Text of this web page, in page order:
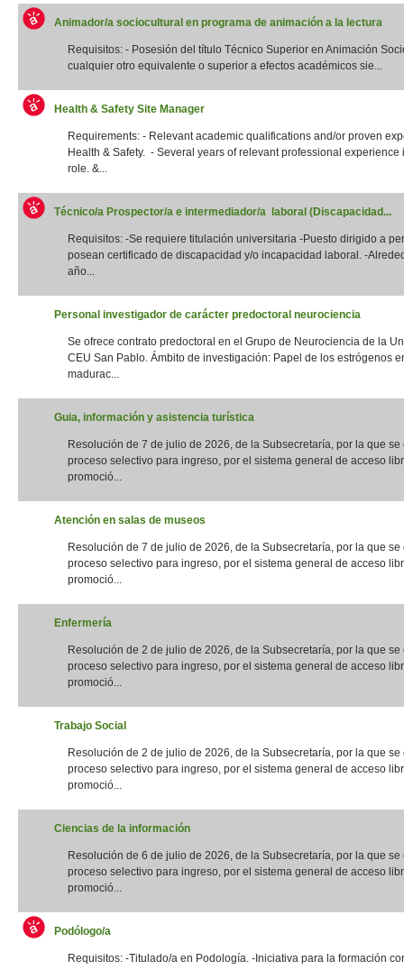
Animador/a sociocultural en programa de animación a la lectura
Requisitos: - Posesión del título Técnico Superior en Animación
cualquier otro equivalente o superior a efectos académicos sie...
Health & Safety Site Manager
Requirements: - Relevant academic qualifications and/or proven
Health & Safety. - Several years of relevant professional experience
role. &...
Técnico/a Prospector/a e intermediador/a laboral (Discapacidad...
Requisitos: -Se requiere titulación universitaria -Puesto dirigido a
posean certificado de discapacidad y/o incapacidad laboral. -
año...
Personal investigador de carácter predoctoral neurociencia
Se ofrece contrato predoctoral en el Grupo de Neurociencia de la
CEU San Pablo. Ámbito de investigación: Papel de los estrógenos
madurac...
Guia, información y asistencia turística
Resolución de 7 de julio de 2026, de la Subsecretaría, por la que se
proceso selectivo para ingreso, por el sistema general de acceso
promoció...
Atención en salas de museos
Resolución de 7 de julio de 2026, de la Subsecretaría, por la que se
proceso selectivo para ingreso, por el sistema general de acceso
promoció...
Enfermería
Resolución de 2 de julio de 2026, de la Subsecretaría, por la que se
proceso selectivo para ingreso, por el sistema general de acceso
promoció...
Trabajo Social
Resolución de 2 de julio de 2026, de la Subsecretaría, por la que se
proceso selectivo para ingreso, por el sistema general de acceso
promoció...
Ciencias de la información
Resolución de 6 de julio de 2026, de la Subsecretaría, por la que se
proceso selectivo para ingreso, por el sistema general de acceso
promoció...
Podólogo/a
Requisitos: -Titulado/a en Podología. -Iniciativa para la formación